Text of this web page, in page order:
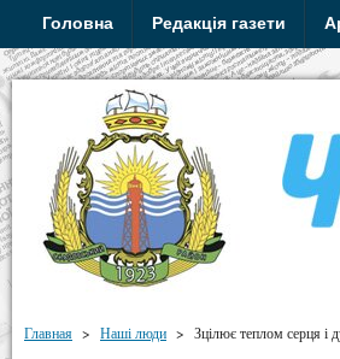
Головна Редакція газети
Главная > Наші люди > Зцілює теплом серця і